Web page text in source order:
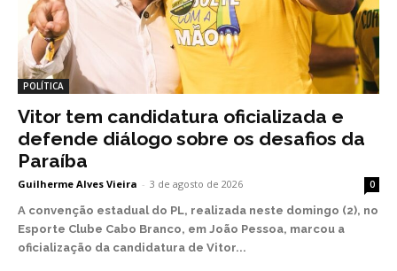
POLÍTICA
Vitor tem candidatura oficializada e
defende diálogo sobre os desafios da
Paraíba
Guilherme Alves Vieira - 3 de agosto de 2026 0
A convenção estadual do PL, realizada neste domingo (2), no
Esporte Clube Cabo Branco, em João Pessoa, marcou a
oficialização da candidatura de Vitor...